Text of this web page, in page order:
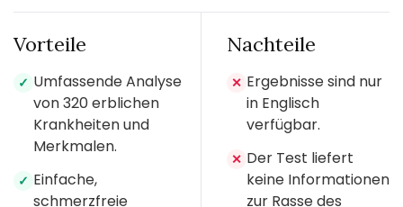
Vorteile
✓ Umfassende Analyse
von 320 erblichen
Krankheiten und
Merkmalen.
✓ Einfache,
schmerzfreie
Nachteile
✕ Ergebnisse sind nur
in Englisch
verfügbar.
✕ Der Test liefert
keine Informationen
zur Rasse des